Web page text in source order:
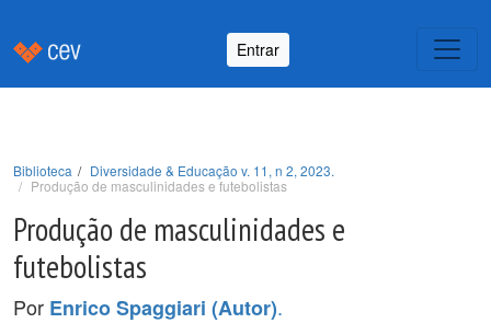
Entrar
Biblioteca
Diversidade & Educação v. 11, n 2, 2023.
Produção de masculinidades e futebolistas
Produção de masculinidades e
futebolistas
Por Enrico Spaggiari (Autor).